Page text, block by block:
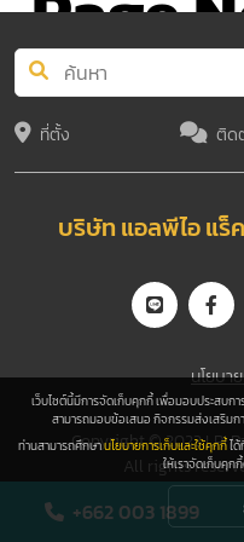
The server can
ที่ตั้ง ติด
บริษัท แอลพีไอ แร็
นโยบา
Copyright © 2023 LPI
All rights
เว็บไซต์นี้มีการจัดเก็บคุกกี้ เพื่อมอบประสบก
สามารถมอบข้อเสนอ กิจกรรมส่งเสริม
ท่านสามารถศึกษานโยบายการเก็บและใช้คุกกี้ได้
ให้เราจัดเก็บคุก
+662 003 1899